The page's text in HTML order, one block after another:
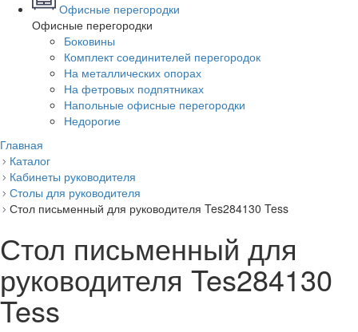
Офисные перегородки
Офисные перегородки
Боковины
Комплект соединителей перегородок
На металлических опорах
На фетровых подпятниках
Напольные офисные перегородки
Недорогие
Главная
Каталог
Кабинеты руководителя
Столы для руководителя
Стол письменный для руководителя Tes284130 Tess
Стол письменный для
руководителя Tes284130
Tess